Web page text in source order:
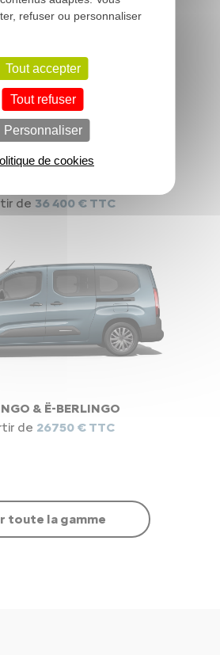
de 36 400 € TTC
& Ë-BERLINGO
de 26750 € TTC
toute la gamme
refuser ou personnaliser
Tout accepter
Tout refuser
Personnaliser
de cookies